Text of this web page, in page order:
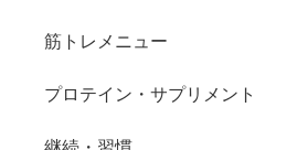
筋トレメニュー
プロテイン・サプリメント